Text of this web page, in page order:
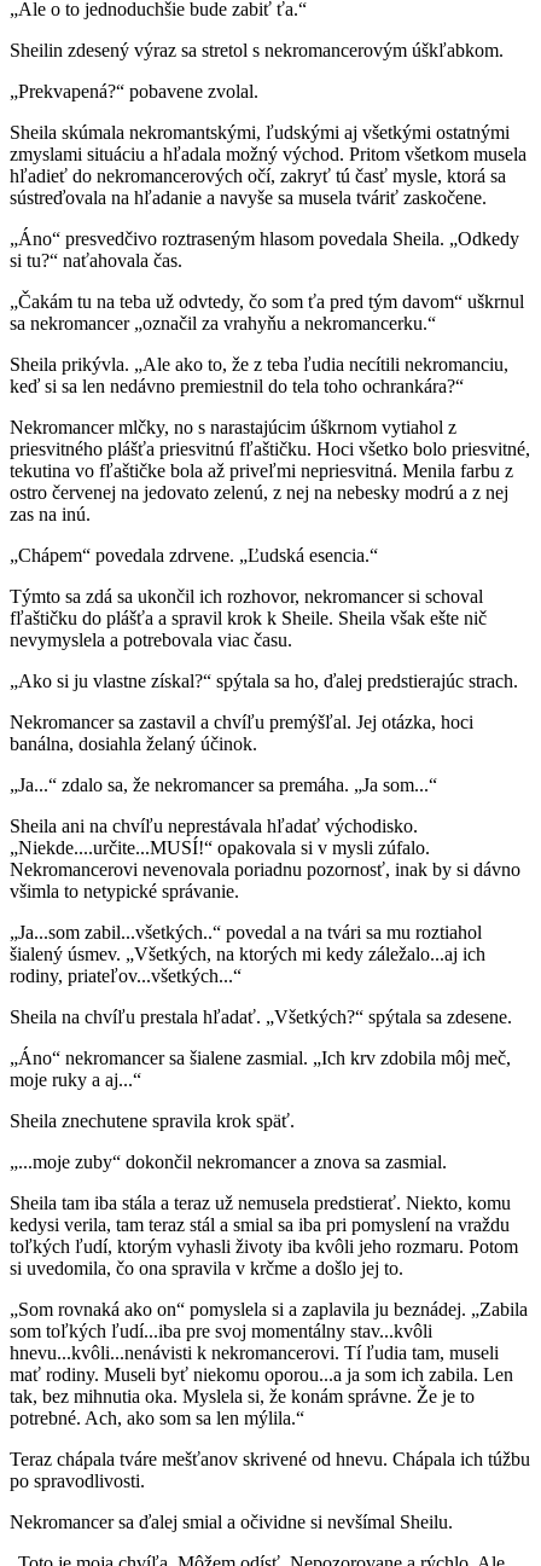
„Ale o to jednoduchšie bude zabiť ťa.“
Sheilin zdesený výraz sa stretol s nekromancerovým úškľabkom.
„Prekvapená?“ pobavene zvolal.
Sheila skúmala nekromantskými, ľudskými aj všetkými ostatnými
zmyslami situáciu a hľadala možný východ. Pritom všetkom musela
hľadieť do nekromancerových očí, zakryť tú časť mysle, ktorá sa
sústreďovala na hľadanie a navyše sa musela tváriť zaskočene.
„Áno“ presvedčivo roztraseným hlasom povedala Sheila. „Odkedy
si tu?“ naťahovala čas.
„Čakám tu na teba už odvtedy, čo som ťa pred tým davom“ uškrnul
sa nekromancer „označil za vrahyňu a nekromancerku.“
Sheila prikývla. „Ale ako to, že z teba ľudia necítili nekromanciu,
keď si sa len nedávno premiestnil do tela toho ochrankára?“
Nekromancer mlčky, no s narastajúcim úškrnom vytiahol z
priesvitného plášťa priesvitnú fľaštičku. Hoci všetko bolo priesvitné,
tekutina vo fľaštičke bola až priveľmi nepriesvitná. Menila farbu z
ostro červenej na jedovato zelenú, z nej na nebesky modrú a z nej
zas na inú.
„Chápem“ povedala zdrvene. „Ľudská esencia.“
Týmto sa zdá sa ukončil ich rozhovor, nekromancer si schoval
fľaštičku do plášťa a spravil krok k Sheile. Sheila však ešte nič
nevymyslela a potrebovala viac času.
„Ako si ju vlastne získal?“ spýtala sa ho, ďalej predstierajúc strach.
Nekromancer sa zastavil a chvíľu premýšľal. Jej otázka, hoci
banálna, dosiahla želaný účinok.
„Ja...“ zdalo sa, že nekromancer sa premáha. „Ja som...“
Sheila ani na chvíľu neprestávala hľadať východisko.
„Niekde....určite...MUSÍ!“ opakovala si v mysli zúfalo.
Nekromancerovi nevenovala poriadnu pozornosť, inak by si dávno
všimla to netypické správanie.
„Ja...som zabil...všetkých..“ povedal a na tvári sa mu roztiahol
šialený úsmev. „Všetkých, na ktorých mi kedy záležalo...aj ich
rodiny, priateľov...všetkých...“
Sheila na chvíľu prestala hľadať. „Všetkých?“ spýtala sa zdesene.
„Áno“ nekromancer sa šialene zasmial. „Ich krv zdobila môj meč,
moje ruky a aj...“
Sheila znechutene spravila krok späť.
„...moje zuby“ dokončil nekromancer a znova sa zasmial.
Sheila tam iba stála a teraz už nemusela predstierať. Niekto, komu
kedysi verila, tam teraz stál a smial sa iba pri pomyslení na vraždu
toľkých ľudí, ktorým vyhasli životy iba kvôli jeho rozmaru. Potom
si uvedomila, čo ona spravila v krčme a došlo jej to.
„Som rovnaká ako on“ pomyslela si a zaplavila ju beznádej. „Zabila
som toľkých ľudí...iba pre svoj momentálny stav...kvôli
hnevu...kvôli...nenávisti k nekromancerovi. Tí ľudia tam, museli
mať rodiny. Museli byť niekomu oporou...a ja som ich zabila. Len
tak, bez mihnutia oka. Myslela si, že konám správne. Že je to
potrebné. Ach, ako som sa len mýlila.“
Teraz chápala tváre mešťanov skrivené od hnevu. Chápala ich túžbu
po spravodlivosti.
Nekromancer sa ďalej smial a očividne si nevšímal Sheilu.